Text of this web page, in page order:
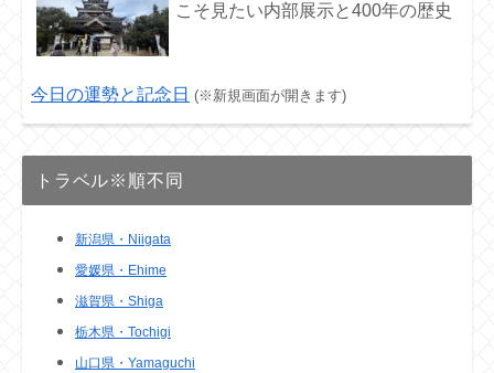
こそ見たい内部展示と400年の歴史
今日の運勢と記念日 (※新規画面が開きます)
トラベル※順不同
新潟県・Niigata
愛媛県・Ehime
滋賀県・Shiga
栃木県・Tochigi
山口県・Yamaguchi